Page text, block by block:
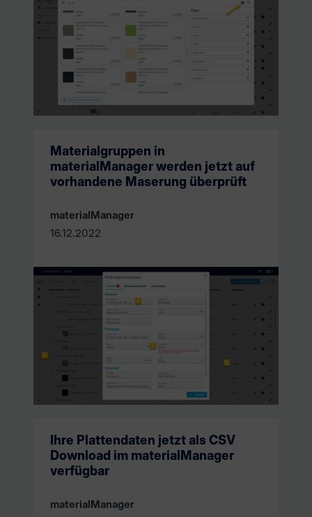
Materialgruppen in
materialManager werden jetzt auf
vorhandene Maserung überprüft
materialManager
16.12.2022
Ihre Plattendaten jetzt als CSV
Download im materialManager
verfügbar
materialManager